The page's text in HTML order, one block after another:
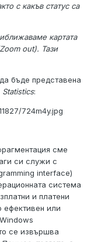
с какъв статус са
картата
out). Тази
бъде представена
Statistics:
724m4y.jpg
сме
си служи с
interface)
система
и платени
ефективен или
се извършва